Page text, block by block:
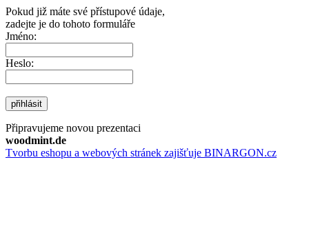
Pokud již máte své přístupové údaje,
zadejte je do tohoto formuláře
Jméno:
Heslo:
přihlásit
Připravujeme novou prezentaci
woodmint.de
Tvorbu eshopu a webových stránek zajišťuje BINARGON.cz